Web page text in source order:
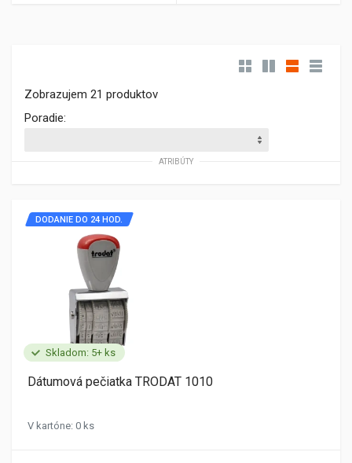
Zobrazujem 21 produktov
Poradie:
ATRIBÚTY
Skladom: 5+ ks
DODANIE DO 24 HOD.
Dátumová pečiatka TRODAT 1010
V kartóne: 0 ks